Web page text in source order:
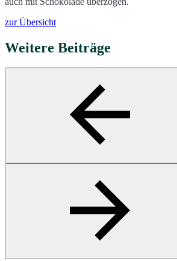
zur Übersicht
Weitere Beiträge